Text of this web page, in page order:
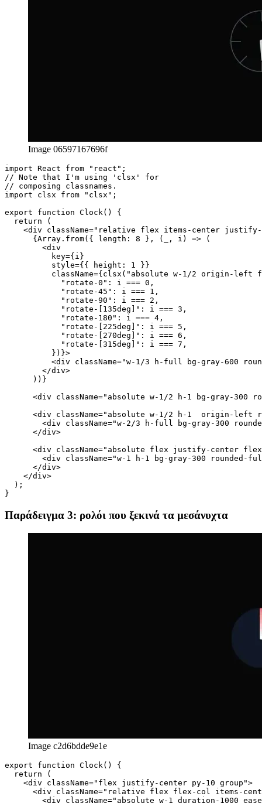
Image 06597167696f
import React from "react";
// Note that I'm using 'clsx' for
// composing classnames.
import clsx from "clsx";
export function Clock() {
<div className="relative flex items-center
      {Array.from({ length: 8 }, (_, i) => (
          key={i}
          style={{ height: 1 }}
className={clsx("absolute w-1/2 origin-left
            "rotate-0": i === 0,
            "rotate-45": i === 1,
            "rotate-90": i === 2,
            "rotate-[135deg]": i === 3,
            "rotate-180": i === 4,
            "rotate-[225deg]": i === 5,
            "rotate-[270deg]": i === 6,
            "rotate-[315deg]": i === 7,
<div className="w-1/3 h-full bg-gray-600
      ))}
<div className="absolute w-1/2 h-1 bg-gray-300
<div className="absolute w-1/2 h-1  origin-left
<div className="w-2/3 h-full bg-gray-300
      </div>
<div className="absolute flex justify-center
<div className="w-1 h-1 bg-gray-300 rounded-
    </div>
  );
Image c2d6bdde9e1e
export function Clock() {